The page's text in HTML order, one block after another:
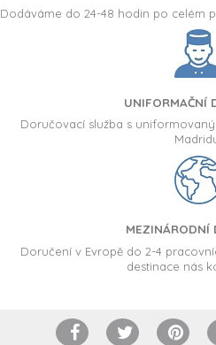
Dodáváme do 24-48 hodin po celém
UNIFORMAČNÍ
Doručovací služba s
MEZINÁRODNÍ
Doručení v Evropě do 2-4
destinace nás